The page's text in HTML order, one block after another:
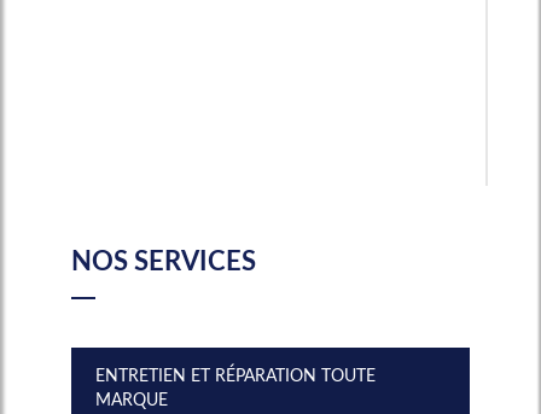
NOS SERVICES
ENTRETIEN ET RÉPARATION TOUTE
MARQUE